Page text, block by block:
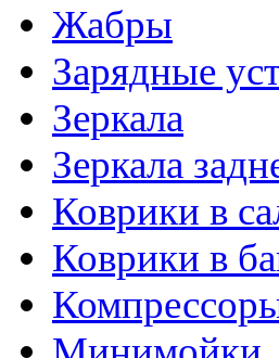
Жабры
Зарядные
Зеркала
Зеркала
Коврики в
Коврики в